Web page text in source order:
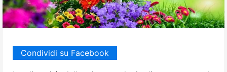
Condividi su Facebook